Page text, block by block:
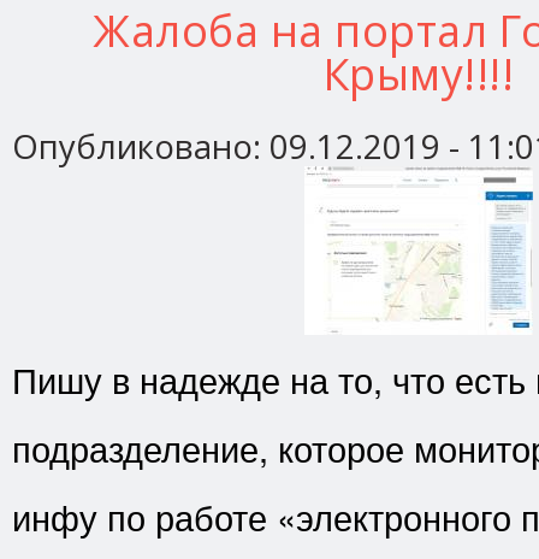
Жалоба на портал
Крыму!!!!
Опубликовано: 09.12.2019 -
Пишу в надежде на то, что есть
подразделение, которое
инфу по работе «электронного